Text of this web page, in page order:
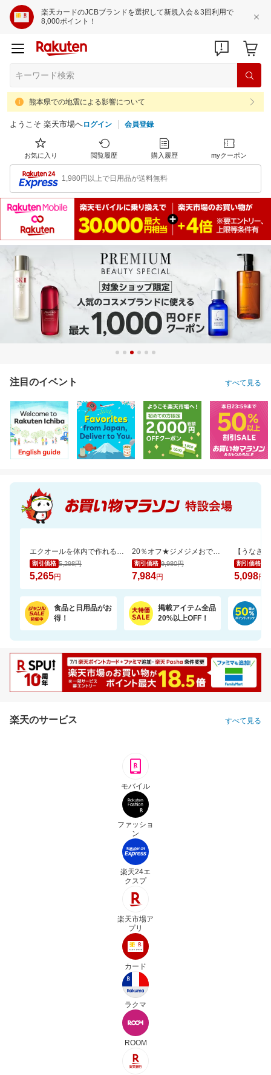
楽天カードのJCBブランドを選択して新規入会＆3回利用で
8,000ポイント！
熊本県での地震による影響について
ようこそ 楽天市場へログイン 会員登録
お気に入り 閲覧履歴 購入履歴 myクーポン
1,980円以上で日用品が送料無料
注目のイベント すべて見る
エクオールを体内で作れるのは日本人の約2人に1人と言われております。おすすめです
割引価格 5,298円
5,265円
20％オフ★ジメジメおでかけもさらっと快適なファンシート（保冷剤2個付き）
割引価格 9,980円
7,984円
割引価格
5,098円
食品と日用品がお
得！
掲載アイテム全品
20%以上OFF！
楽天のサービス すべて見る
モバイル
ファッショ
ン
楽天24エ
クスプ
楽天市場ア
プリ
カード
ラクマ
ROOM